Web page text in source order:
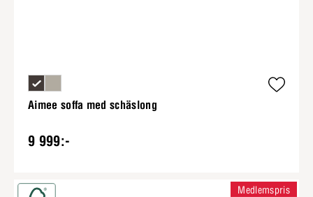
Aimee soffa med schäslong
9 999:-
Medlemspris